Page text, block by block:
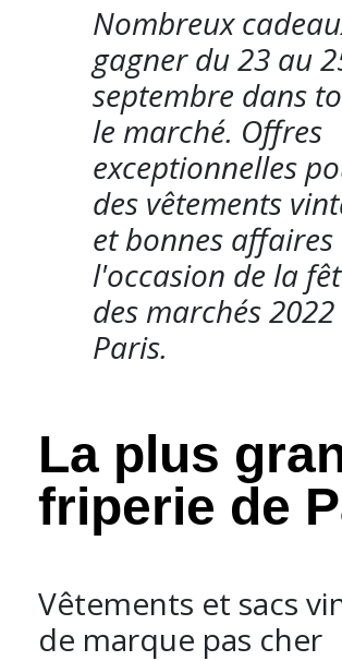
Nombreux
gagner du 23 au
septembre dans
le marché. Offres
exceptionnelles
des vêtements
et bonnes affaires
l'occasion de la
des marchés
Paris.
La plus
friperie de
Vêtements et sacs
de marque pas cher